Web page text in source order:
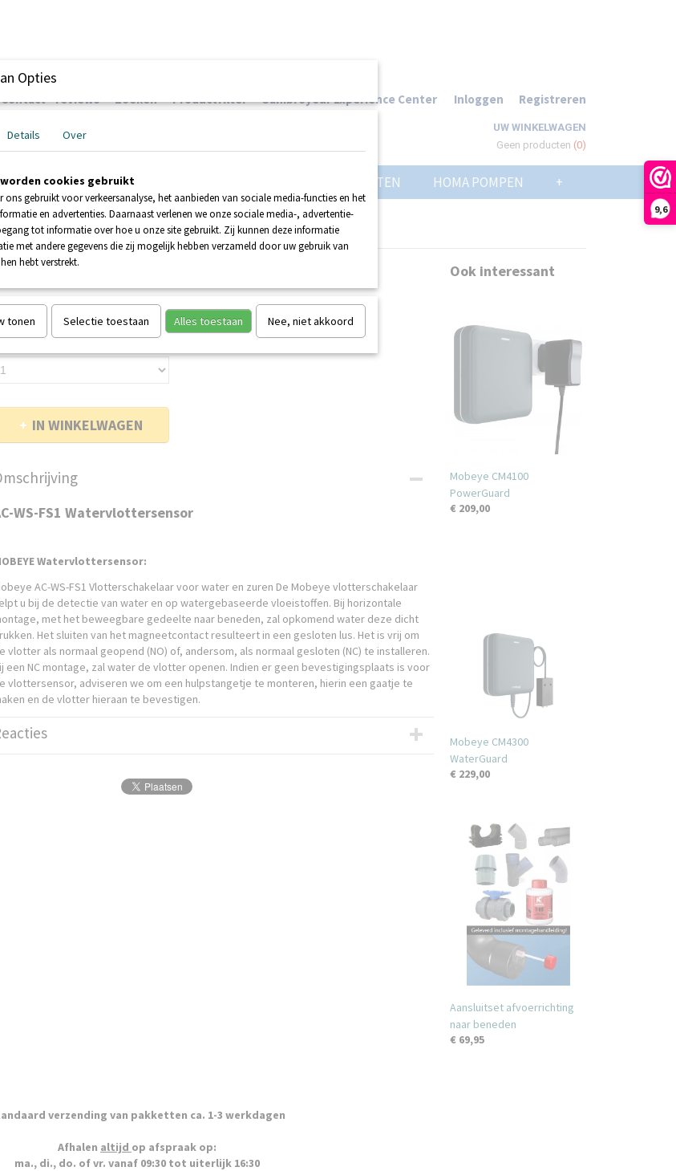
9,6
Contact - reviews Zoeken Productfilter Sanibroyeur Experience Center Inloggen Registreren
UW WINKELWAGEN
Geen producten (0)
POMPEN BOOSTERPOMPEN POMPPUTTEN HOMA POMPEN +
Watervlottersensor
WS-FS1 Watervlottersensor
62,50
IN WINKELWAGEN
WS-FS1 Watervlottersensor
Watervlottersensor:
AC-WS-FS1 Vlotterschakelaar voor water en zuren De Mobeye vlotterschakelaar
u bij de detectie van water en op watergebaseerde vloeistoffen. Bij horizontale
met het beweegbare gedeelte naar beneden, zal opkomend water deze dicht
Het sluiten van het magneetcontact resulteert in een gesloten lus. Het is vrij om
vlotter als normaal geopend (NO) of, andersom, als normaal gesloten (NC) te installeren.
een NC montage, zal water de vlotter openen. Indien er geen bevestigingsplaats is voor
vlottersensor, adviseren we om een hulpstangetje te monteren, hierin een gaatje te
en de vlotter hieraan te bevestigen.
Ook interessant
Mobeye CM4100
PowerGuard
€ 209,00
Mobeye CM4300
WaterGuard
€ 229,00
Aansluitset afvoerrichting
naar beneden
€ 69,95
verzending van pakketten ca. 1-3 werkdagen
Afhalen altijd op afspraak op:
ma., di., do. of vr. vanaf 09:30 tot uiterlijk 16:30
Opties
Details Over
cookies gebruikt
gebruikt voor verkeersanalyse, het aanbieden van sociale media-functies en het
en advertenties. Daarnaast verlenen we onze sociale media-, advertentie-
tot informatie over hoe u onze site gebruikt. Zij kunnen deze informatie
met andere gegevens die zij mogelijk hebben verzameld door uw gebruik van
hebt verstrekt.
tonen Selectie toestaan Alles toestaan Nee, niet akkoord